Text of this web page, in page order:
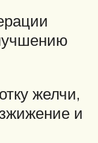
желчи,
и